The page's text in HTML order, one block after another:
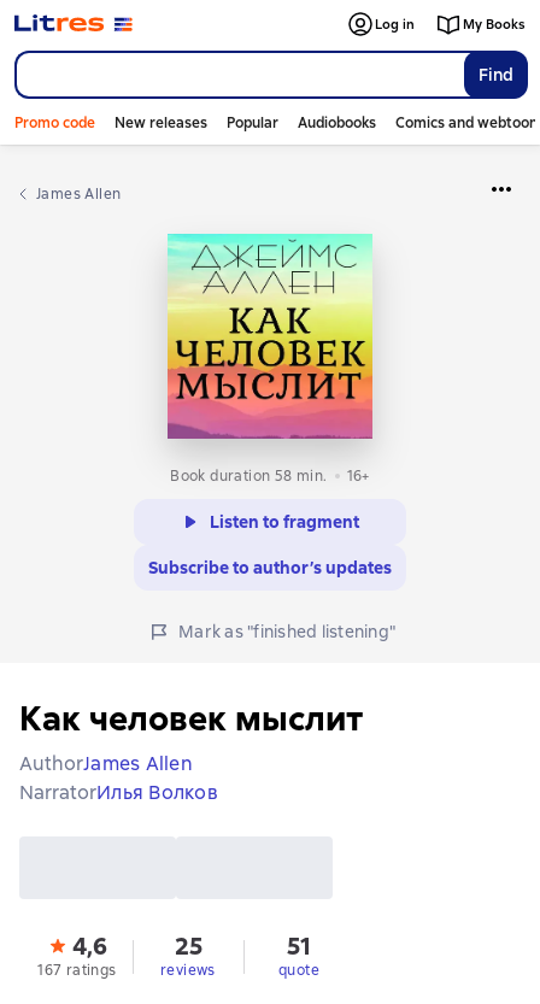
Find
Log in My Books
Promo code New releases Popular Audiobooks Comics and
James Allen
Book duration 58 min. 16+
Listen to fragment
Subscribe to author’s updates
Mark as "finished listening"
Как человек мыслит
AuthorJames Allen
NarratorИлья Волков
4,6
167 ratings
25
reviews
51
quote